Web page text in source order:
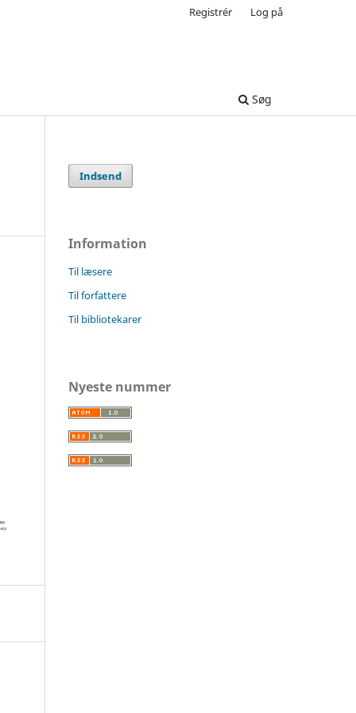
Søg
Registrér Log på
Indsend
Information
Til læsere
Til forfattere
Til bibliotekarer
Nyeste nummer